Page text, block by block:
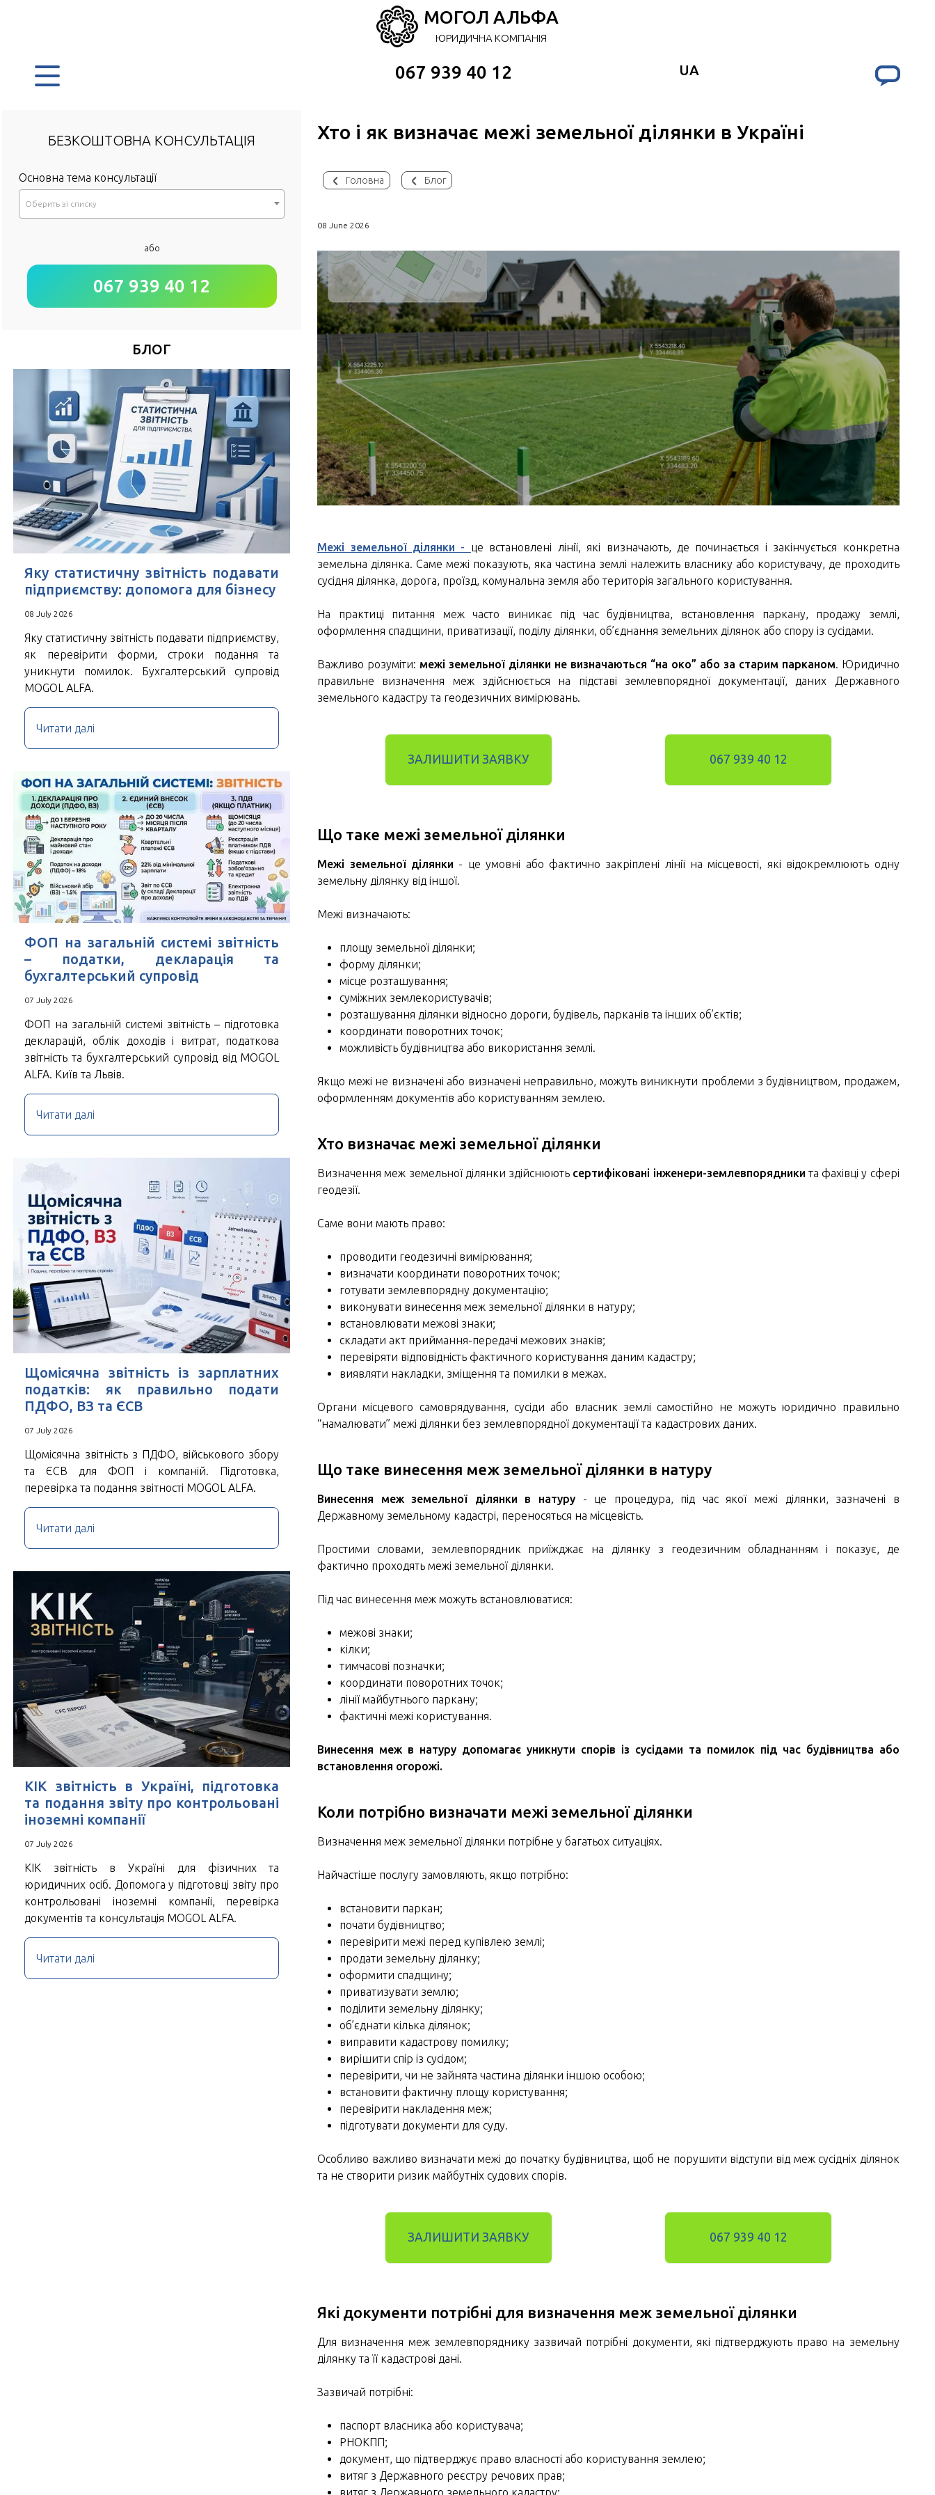
МОГОЛ АЛЬФА
ЮРИДИЧНА КОМПАНІЯ
067 939 40 12 UA
Хто і як визначає межі земельної ділянки в Україні
Головна Блог
08 June 2026
Межі земельної ділянки - це встановлені лінії, які визначають, де починається і закінчується конкретна
земельна ділянка. Саме межі показують, яка частина землі належить власнику або користувачу, де проходить
сусідня ділянка, дорога, проїзд, комунальна земля або територія загального користування.
На практиці питання меж часто виникає під час будівництва, встановлення паркану, продажу землі,
оформлення спадщини, приватизації, поділу ділянки, об’єднання земельних ділянок або спору із сусідами.
Важливо розуміти: межі земельної ділянки не визначаються “на око” або за старим парканом. Юридично
правильне визначення меж здійснюється на підставі землевпорядної документації, даних Державного
земельного кадастру та геодезичних вимірювань.
ЗАЛИШИТИ ЗАЯВКУ 067 939 40 12
Що таке межі земельної ділянки
Межі земельної ділянки - це умовні або фактично закріплені лінії на місцевості, які відокремлюють одну
земельну ділянку від іншої.
Межі визначають:
площу земельної ділянки;
форму ділянки;
місце розташування;
суміжних землекористувачів;
розташування ділянки відносно дороги, будівель, парканів та інших об’єктів;
координати поворотних точок;
можливість будівництва або використання землі.
Якщо межі не визначені або визначені неправильно, можуть виникнути проблеми з будівництвом, продажем,
оформленням документів або користуванням землею.
Хто визначає межі земельної ділянки
Визначення меж земельної ділянки здійснюють сертифіковані інженери-землевпорядники та фахівці у сфері
геодезії.
Саме вони мають право:
проводити геодезичні вимірювання;
визначати координати поворотних точок;
готувати землевпорядну документацію;
виконувати винесення меж земельної ділянки в натуру;
встановлювати межові знаки;
складати акт приймання-передачі межових знаків;
перевіряти відповідність фактичного користування даним кадастру;
виявляти накладки, зміщення та помилки в межах.
Органи місцевого самоврядування, сусіди або власник землі самостійно не можуть юридично правильно
“намалювати” межі ділянки без землевпорядної документації та кадастрових даних.
Що таке винесення меж земельної ділянки в натуру
Винесення меж земельної ділянки в натуру- це процедура, під час якої межі ділянки, зазначені в
Державному земельному кадастрі, переносяться на місцевість.
Простими словами, землевпорядник приїжджає на ділянку з геодезичним обладнанням і показує, де
фактично проходять межі земельної ділянки.
Під час винесення меж можуть встановлюватися:
межові знаки;
кілки;
тимчасові позначки;
координати поворотних точок;
лінії майбутнього паркану;
фактичні межі користування.
Винесення меж в натуру допомагає уникнути спорів із сусідами та помилок під час будівництва або
встановлення огорожі.
Коли потрібно визначати межі земельної ділянки
Визначення меж земельної ділянки потрібне у багатьох ситуаціях.
Найчастіше послугу замовляють, якщо потрібно:
встановити паркан;
почати будівництво;
перевірити межі перед купівлею землі;
продати земельну ділянку;
оформити спадщину;
приватизувати землю;
поділити земельну ділянку;
об’єднати кілька ділянок;
виправити кадастрову помилку;
вирішити спір із сусідом;
перевірити, чи не зайнята частина ділянки іншою особою;
встановити фактичну площу користування;
перевірити накладення меж;
підготувати документи для суду.
Особливо важливо визначати межі до початку будівництва, щоб не порушити відступи від меж сусідніх ділянок
та не створити ризик майбутніх судових спорів.
ЗАЛИШИТИ ЗАЯВКУ 067 939 40 12
Які документи потрібні для визначення меж земельної ділянки
Для визначення меж землевпоряднику зазвичай потрібні документи, які підтверджують право на земельну
ділянку та її кадастрові дані.
Зазвичай потрібні:
паспорт власника або користувача;
РНОКПП;
документ, що підтверджує право власності або користування землею;
витяг з Державного реєстру речових прав;
витяг з Державного земельного кадастру;
БЕЗКОШТОВНА КОНСУЛЬТАЦІЯ
Основна тема консультації
Оберить зi списку
Зручний час для дзвінка
Поля позначені знаком*обов'язкові для заповнення
Натискаючи кнопку Надіслати Ви погоджуєтесь з
Угода
користувача
або
067 939 40 12
БЛОГ
Яку статистичну звітність подавати
підприємству: допомога для бізнесу
08 July 2026
Яку статистичну звітність подавати підприємству,
як перевірити форми, строки подання та
уникнути помилок. Бухгалтерський супровід
MOGOL ALFA.
Читати далі
ФОП на загальній системі звітність
– податки, декларація та
бухгалтерський супровід
07 July 2026
ФОП на загальній системі звітність – підготовка
декларацій, облік доходів і витрат, податкова
звітність та бухгалтерський супровід від MOGOL
ALFA. Київ та Львів.
Читати далі
Щомісячна звітність із зарплатних
податків: як правильно подати
ПДФО, ВЗ та ЄСВ
07 July 2026
Щомісячна звітність з ПДФО, військового збору
та ЄСВ для ФОП і компаній. Підготовка,
перевірка та подання звітності MOGOL ALFA.
Читати далі
КІК звітність в Україні, підготовка
та подання звіту про контрольовані
іноземні компанії
07 July 2026
КІК звітність в Україні для фізичних та
юридичних осіб. Допомога у підготовці звіту про
контрольовані іноземні компанії, перевірка
документів та консультація MOGOL ALFA.
Читати далі